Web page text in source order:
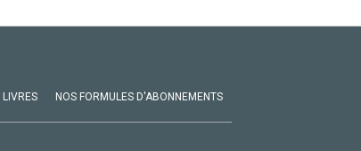
LIVRES NOS FORMULES D'ABONNEMENTS